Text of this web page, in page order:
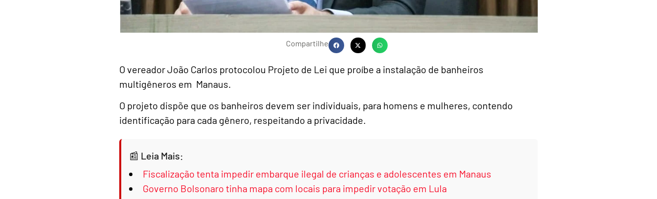
Compartilhe
O vereador João Carlos protocolou Projeto de Lei que proíbe a instalação de banheiros
multigêneros em Manaus.
O projeto dispõe que os banheiros devem ser individuais, para homens e mulheres, contendo
identificação para cada gênero, respeitando a privacidade.
Leia Mais:
Fiscalização tenta impedir embarque ilegal de crianças e adolescentes em Manaus
Governo Bolsonaro tinha mapa com locais para impedir votação em Lula